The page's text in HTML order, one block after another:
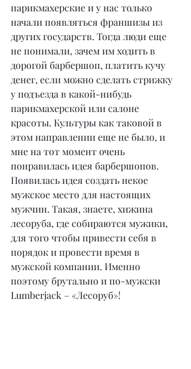
парикмахерские и у нас только
начали появляться франшизы из
других государств. Тогда люди еще
не понимали, зачем им ходить в
дорогой барбершоп, платить кучу
денег, если можно сделать стрижку
у подъезда в какой-нибудь
парикмахерской или салоне
красоты. Культуры как таковой в
этом направлении еще не было, и
мне на тот момент очень
понравилась идея барбершопов.
Появилась идея создать некое
мужское место для настоящих
мужчин. Такая, знаете, хижина
лесоруба, где собираются мужики,
для того чтобы привести себя в
порядок и провести время в
мужской компании. Именно
поэтому брутально и по-мужски
Lumberjack – «Лесоруб»!